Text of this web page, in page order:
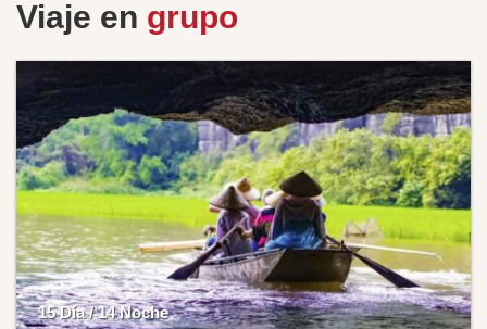
Viaje en grupo
15 Día / 14 Noche